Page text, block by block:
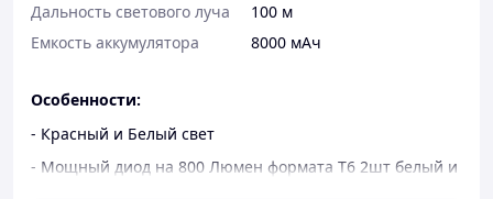
Дальность светового луча
100 м
Емкость аккумулятора
8000 мАч
Особенности:
- Красный и Белый свет
- Мощный диод на 800 Люмен формата T6 2шт белый и